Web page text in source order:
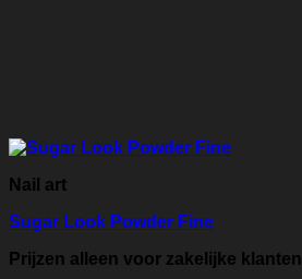
Nail art
Sugar Look Powder Fine
Prijzen alleen voor zakelijke klanten